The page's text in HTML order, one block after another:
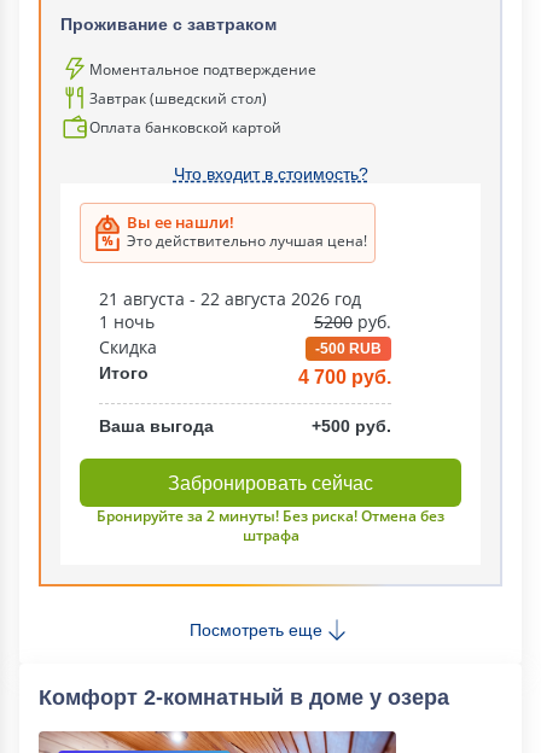
Проживание с завтраком
Моментальное подтверждение
Завтрак (шведский стол)
Оплата банковской картой
Что входит в стоимость?
Вы ее нашли!
Это действительно лучшая цена!
21 августа - 22 августа 2026 год
1 ночь
5200 руб.
Скидка
-500 RUB
Итого 4 700 руб.
Ваша выгода +500 руб.
Забронировать сейчас
Бронируйте за 2 минуты! Без риска! Отмена без
штрафа
Посмотреть еще
Комфорт 2-комнатный в доме у озера